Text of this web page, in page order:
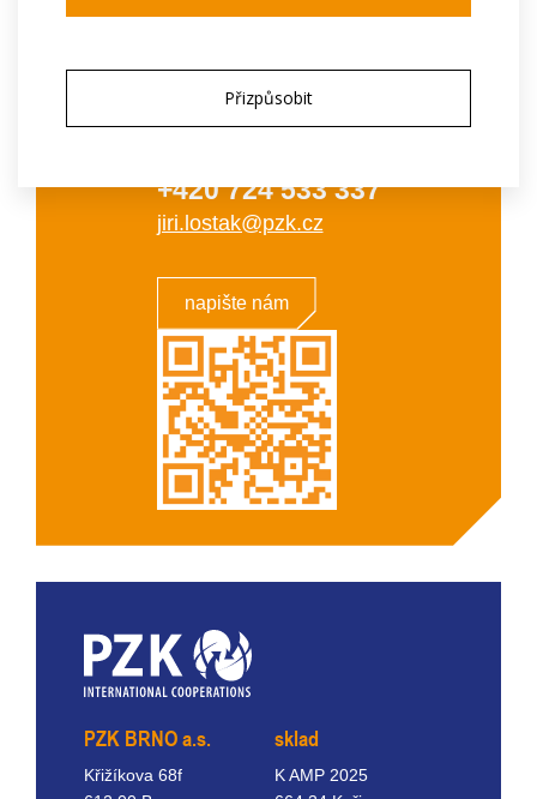
Přizpůsobit
Ing. Jiří Lošťák
+420 724 533 337
jiri.lostak@pzk.cz
napište nám
PZK BRNO a.s.
Křižíkova 68f
sklad
K AMP 2025